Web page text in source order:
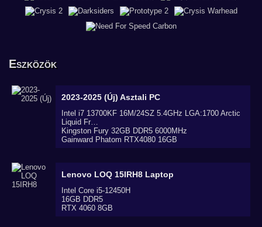
Eszközök
2023-2025 (Új) Asztali PC
Intel i7 13700KF 16M/24SZ 5.4GHz LGA:1700 Arctic
Liquid Fr…
Kingston Fury 32GB DDR5 6000MHz
Gainward Phatom RTX4080 16GB
Lenovo LOQ 15IRH8 Laptop
Intel Core i5-12450H
16GB DDR5
RTX 4060 8GB